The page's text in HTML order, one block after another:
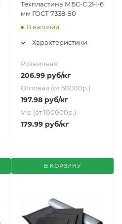
Техпластина МБС-С 2Н-6
мм ГОСТ 7338-90
В наличии
Характеристики
Розничная
206.99руб/кг
Оптовая (от 50000р.)
197.98руб/кг
Vip (от 100000р.)
179.99руб/кг
В КОРЗИНУ